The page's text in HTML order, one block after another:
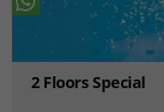
2 Floors Special